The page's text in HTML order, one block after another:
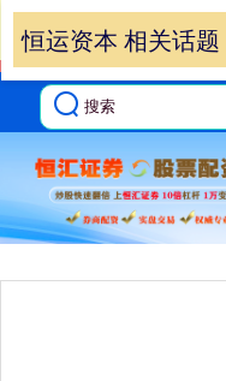
恒运资本 相关话题